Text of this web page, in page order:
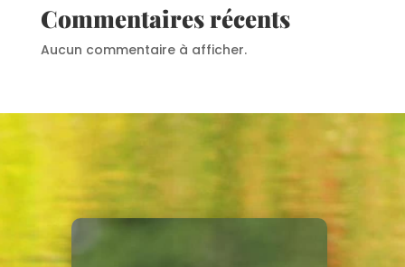
Commentaires récents
Aucun commentaire à afficher.